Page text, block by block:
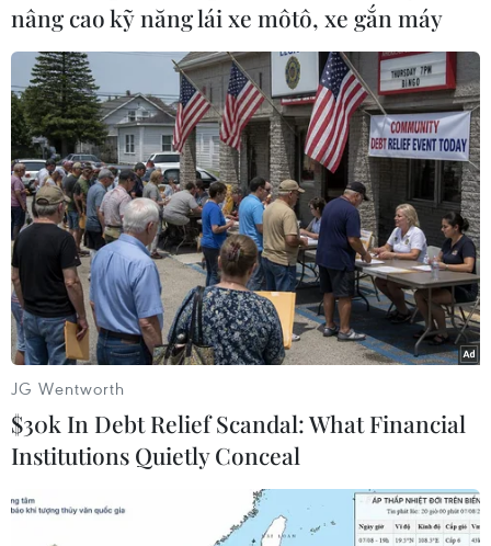
#Tỉnh Miyagi #Ác mộng #Cảnh sát
#Động đất
#Thi thể
Nhật Bản
nâng cao kỹ năng lái xe môtô, xe gắn máy
JG Wentworth
$30k In Debt Relief Scandal: What Financial
Institutions Quietly Conceal